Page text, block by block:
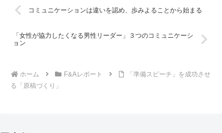
コミュニケーションは違いを認め、歩みよることから始まる
「女性が協力したくなる男性リーダー」３つのコミュニケーシ
ョン
ホーム F&Aレポート
「準備スピーチ」を成功させ
る「原稿づくり」